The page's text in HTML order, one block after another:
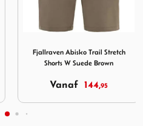
Fjallraven Abisko Trail Stretch
Shorts W Suede Brown
Vanaf 144,95